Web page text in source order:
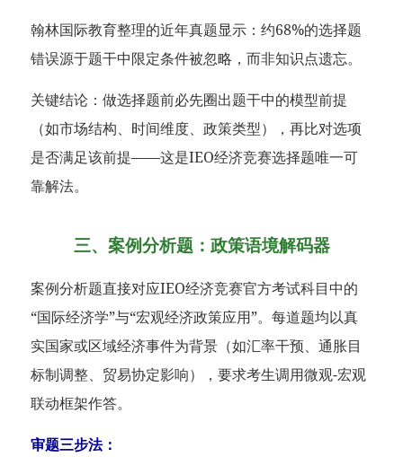
翰林国际教育整理的近年真题显示：约68%的选择题
错误源于题干中限定条件被忽略，而非知识点遗忘。
关键结论：做选择题前必先圈出题干中的模型前提
（如市场结构、时间维度、政策类型），再比对选项
是否满足该前提——这是IEO经济竞赛选择题唯一可
靠解法。
三、案例分析题：政策语境解码器
案例分析题直接对应IEO经济竞赛官方考试科目中的
“国际经济学”与“宏观经济政策应用”。每道题均以真
实国家或区域经济事件为背景（如汇率干预、通胀目
标制调整、贸易协定影响），要求考生调用微观-宏观
联动框架作答。
审题三步法：